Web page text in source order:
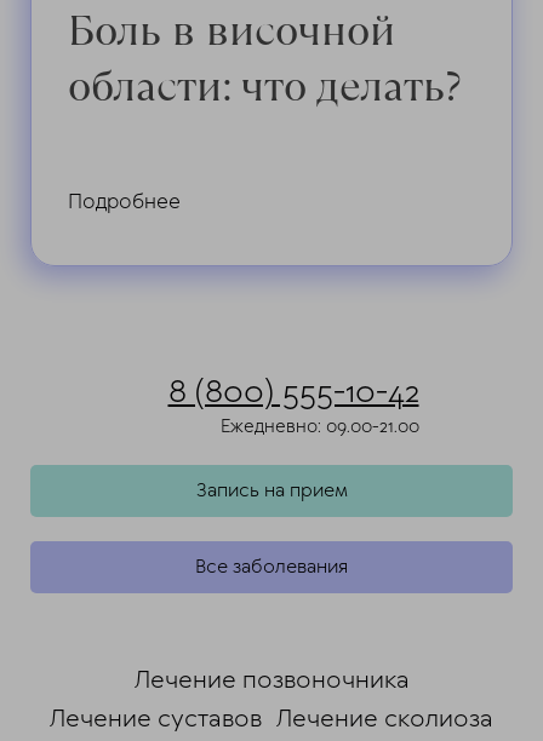
Боль в височной
области: что делать?
Подробнее
8 (800) 555-10-42
Ежедневно: 09.00-21.00
Запись на прием
Все заболевания
Лечение позвоночника
Лечение суставов Лечение сколиоза